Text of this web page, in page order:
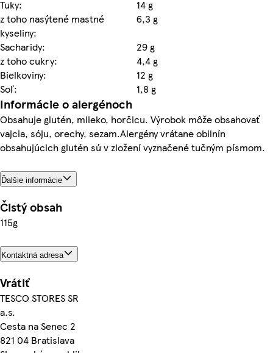
Tuky:
14 g
z toho nasýtené mastné
kyseliny:
6,3 g
Sacharidy:
29 g
z toho cukry:
4,4 g
Bielkoviny:
12 g
Soľ:
1,8 g
Informácie o alergénoch
Obsahuje glutén, mlieko, horčicu. Výrobok môže obsahovať
vajcia, sóju, orechy, sezam.Alergény vrátane obilnín
obsahujúcich glutén sú v zložení vyznačené tučným písmom.
Ďalšie informácie
Čistý obsah
115g
Kontaktná adresa
Vrátiť
TESCO STORES SR
a.s.
Cesta na Senec 2
821 04 Bratislava